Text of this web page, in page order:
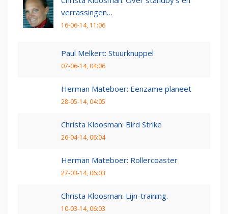
verrassingen…
16-06-14, 11:06
Paul Melkert: Stuurknuppel
07-06-14, 04:06
Herman Mateboer: Eenzame planeet
28-05-14, 04:05
Christa Kloosman: Bird Strike
26-04-14, 06:04
Herman Mateboer: Rollercoaster
27-03-14, 06:03
Christa Kloosman: Lijn-training.
10-03-14, 06:03